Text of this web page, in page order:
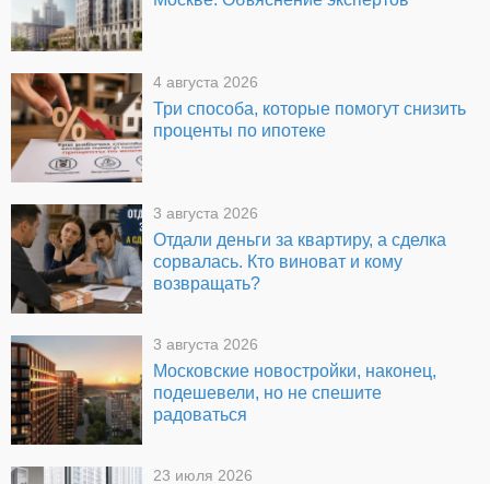
4 августа 2026
Три способа, которые помогут снизить
проценты по ипотеке
3 августа 2026
Отдали деньги за квартиру, а сделка
сорвалась. Кто виноват и кому
возвращать?
3 августа 2026
Московские новостройки, наконец,
подешевели, но не спешите
радоваться
23 июля 2026